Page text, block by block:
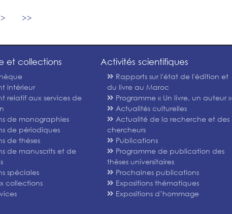
> >>
et collections
intérieur
relatif aux services de
de monographies
de périodiques
de thèses
de manuscrits et de
spéciales
collections
Activités scientifiques
Rapports sur l'état de l'édition et
du livre au Maroc
Programme « Un livre, un auteur »
Actualités culturelles
Actualité de la recherche et des
chercheurs
Publications
Programme de publication des
thèses universitaires
Prochaines publications
Expositions thématiques
Expositions d’hommage